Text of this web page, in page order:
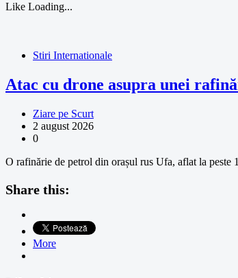
Like Loading...
Stiri Internationale
Atac cu drone asupra unei
Ziare pe Scurt
2 august 2026
0
O rafinărie de petrol din orașul rus Ufa, aflat la
Share this:
More